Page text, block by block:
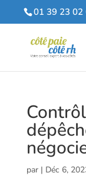
01 39 23 02
par | Déc 6,